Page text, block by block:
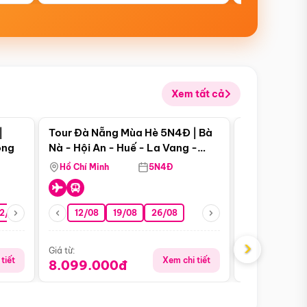
Xem tất cả
08 26/08 05/09 09/09 12/09
tiết
Điểm nổi bật
Tour Đà Nẵng Mùa Hè 5N4Đ | Bà
Nà - Hội An - Huế - La Vang -
Động Thiên Đường
Hồ Chí Minh 5N4Đ
12/08 19/08 26/08
Giá từ:
8.099.000đ Xem chi tiết
Giá từ:
›